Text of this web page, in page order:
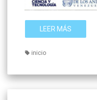
LEER MÁS
inicio